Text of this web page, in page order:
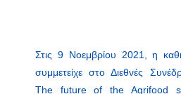
Στις 9 Νοεμβρίου 2021, η
συμμετείχε στο Διεθνές
The future of the Agrifood